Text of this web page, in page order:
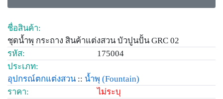
ชื่อสินค้า:
ชุดน้ำพุ กระถาง สินค้าแต่งสวน บัวปูนปั้น GRC 02
รหัส:
175004
ประเภท:
อุปกรณ์ตกแต่งสวน :: น้ำพุ (Fountain)
ราคา:
ไม่ระบุ